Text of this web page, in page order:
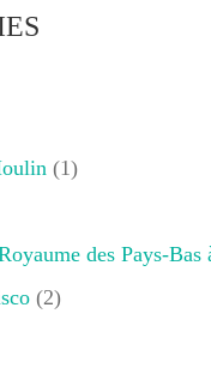
(1)
des Pays-Bas
(2)